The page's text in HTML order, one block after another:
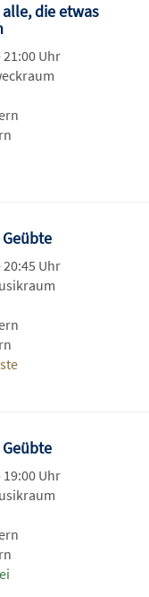
die etwas
21:00 Uhr
20:45 Uhr
19:00 Uhr